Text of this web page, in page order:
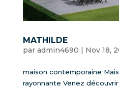
MATHILDE
par admin4690 | Nov 18,
maison contemporaine
rayonnante Venez